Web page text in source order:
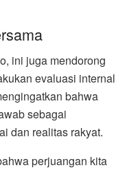
ini juga mendorong
evaluasi internal
bahwa
sebagai
dan realitas rakyat.
perjuangan kita